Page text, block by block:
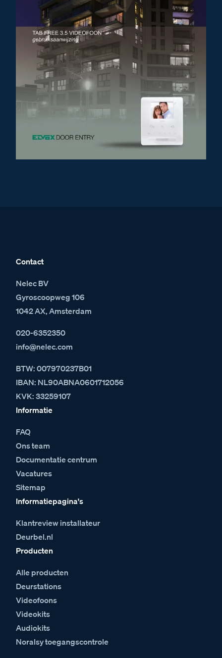
Contact
Nelec BV
Gyroscoopweg 106
1042 AX, Amsterdam
020-6352350
info@nelec.com
BTW: 007970237B01
IBAN: NL90ABNA0601712056
KVK: 33259107
Informatie
FAQ
Ons team
Documentatie centrum
Vacatures
Sitemap
Informatiepagina's
Klantreview installateur
Deurbel.nl
Producten
Alle producten
Deurstations
Videofoons
Videokits
Audiokits
Noralsy toegangscontrole